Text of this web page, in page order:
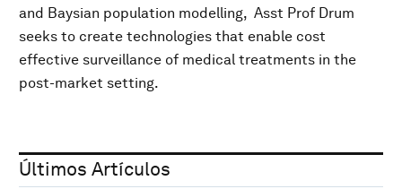
and Baysian population modelling, Asst Prof Drum
seeks to create technologies that enable cost
effective surveillance of medical treatments in the
post-market setting.
Últimos Artículos